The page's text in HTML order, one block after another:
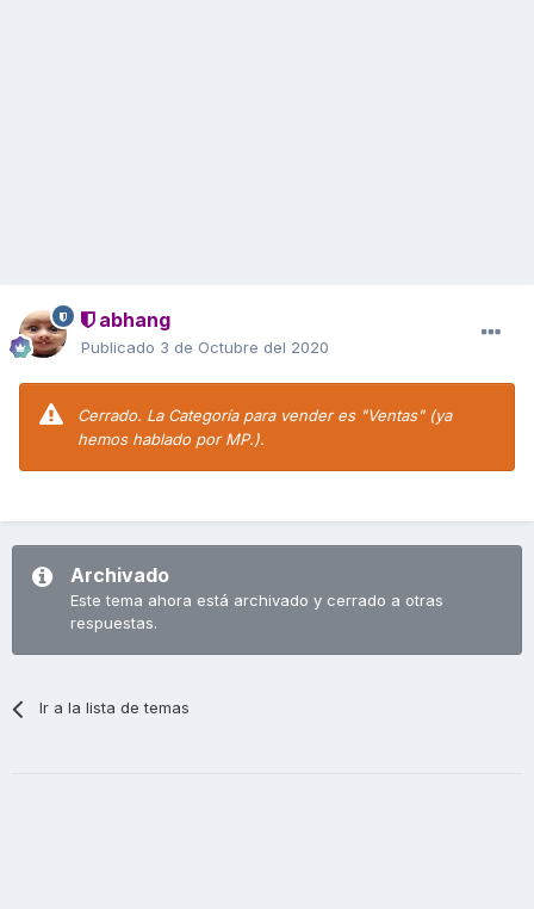
abhang
Publicado 3 de Octubre del 2020
Cerrado. La Categoría para vender es "Ventas" (ya
hemos hablado por MP.).
Archivado
Este tema ahora está archivado y cerrado a otras
respuestas.
Ir a la lista de temas